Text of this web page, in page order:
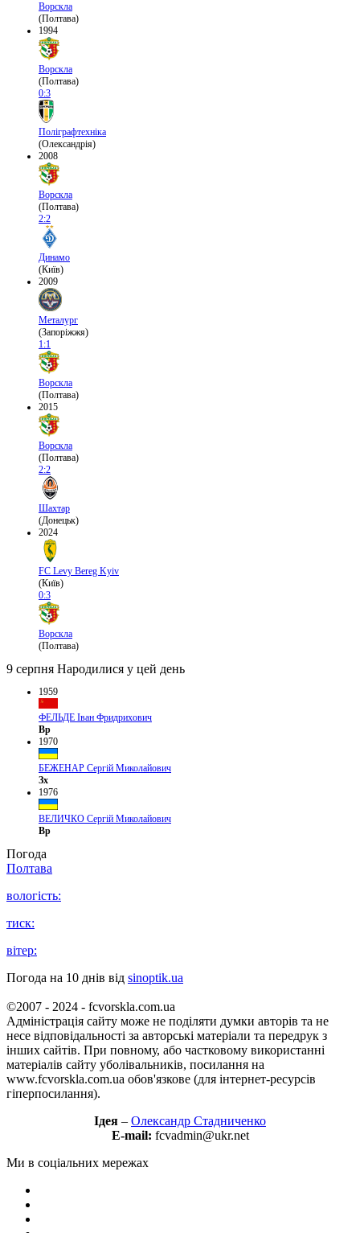
Ворскла
(Полтава)
1994
Ворскла
(Полтава)
0:3
Поліграфтехніка
(Олександрія)
2008
Ворскла
(Полтава)
2:2
Динамо
(Київ)
2009
Металург
(Запоріжжя)
1:1
Ворскла
(Полтава)
2015
Ворскла
(Полтава)
2:2
Шахтар
(Донецьк)
2024
FC Levy Bereg Kyiv
(Київ)
0:3
Ворскла
(Полтава)
9 серпня Народилися у цей день
1959
ФЕЛЬДЕ Іван Фридрихович
Вр
1970
БЕЖЕНАР Сергій Миколайович
Зх
1976
ВЕЛИЧКО Сергій Миколайович
Вр
Погода
Полтава
вологість:
тиск:
вітер:
Погода на 10 днів від sinoptik.ua
©2007 - 2024 - fcvorskla.com.ua
Адміністрація сайту може не поділяти думки авторів та не
несе відповідальності за авторські матеріали та передрук з
інших сайтів. При повному, або частковому використанні
матеріалів сайту уболівальників, посилання на
www.fcvorskla.com.ua обов'язкове (для інтернет-ресурсів
гіперпосилання).
Ідея – Олександр Стадниченко
E-mail: fcvadmin@ukr.net
Ми в соціальних мережах